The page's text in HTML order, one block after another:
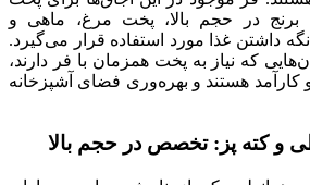
برنج در حجم بالا، پخت مرغ، ماهی و
داشتن غذا مورد استفاده قرار می‌گیرد.
که نیاز به پخت همزمان با فر دارند،
هستند و بهره‌وری فضای آشپزخانه
و کته پز: تخصص در حجم بالا